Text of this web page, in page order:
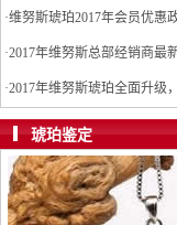
·维努斯琥珀2017年会员优惠
·2017年维努斯总部经销商最
·2017年维努斯琥珀全面升级
琥珀鉴定